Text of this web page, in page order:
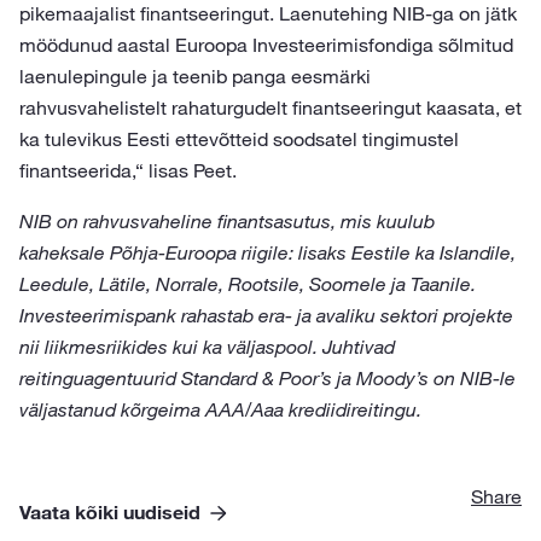
pikemaajalist finantseeringut. Laenutehing NIB-ga on jätk
möödunud aastal Euroopa Investeerimisfondiga sõlmitud
laenulepingule ja teenib panga eesmärki
rahvusvahelistelt rahaturgudelt finantseeringut kaasata, et
ka tulevikus Eesti ettevõtteid soodsatel tingimustel
finantseerida,“ lisas Peet.
NIB on rahvusvaheline finantsasutus, mis kuulub
kaheksale Põhja-Euroopa riigile: lisaks Eestile ka Islandile,
Leedule, Lätile, Norrale, Rootsile, Soomele ja Taanile.
Investeerimispank rahastab era- ja avaliku sektori projekte
nii liikmesriikides kui ka väljaspool. Juhtivad
reitinguagentuurid Standard & Poor’s ja Moody’s on NIB-le
väljastanud kõrgeima AAA/Aaa krediidireitingu.
Share
Vaata kõiki uudiseid